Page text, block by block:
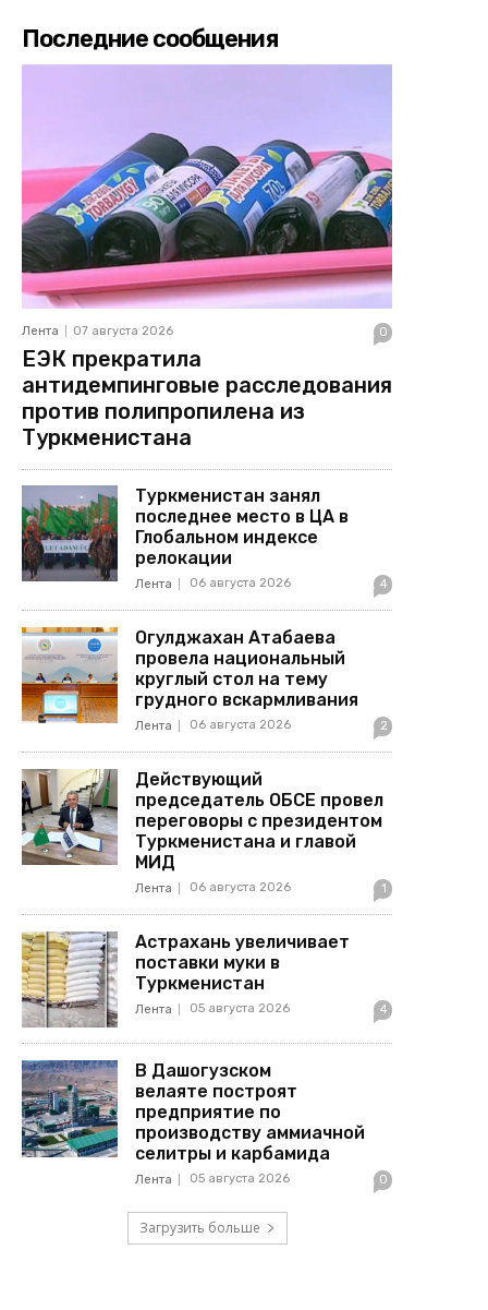
Последние сообщения
Лента 07 августа 2026 0
ЕЭК прекратила
антидемпинговые расследования
против полипропилена из
Туркменистана
Туркменистан занял
последнее место в ЦА в
Глобальном индексе
релокации
Лента 06 августа 2026 4
Огулджахан Атабаева
провела национальный
круглый стол на тему
грудного вскармливания
Лента 06 августа 2026 2
Действующий
председатель ОБСЕ провел
переговоры с президентом
Туркменистана и главой
МИД
Лента 06 августа 2026 1
Астрахань увеличивает
поставки муки в
Туркменистан
Лента 05 августа 2026 4
В Дашогузском
велаяте построят
предприятие по
производству аммиачной
селитры и карбамида
Лента 05 августа 2026 0
Загрузить больше